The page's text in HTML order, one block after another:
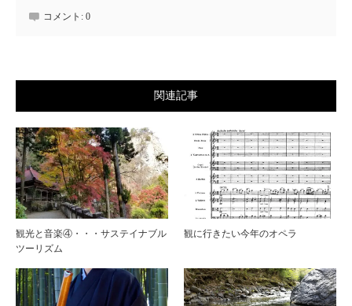
コメント: 0
関連記事
観光と音楽④・・・サステイナブル
ツーリズム
観に行きたい今年のオペラ